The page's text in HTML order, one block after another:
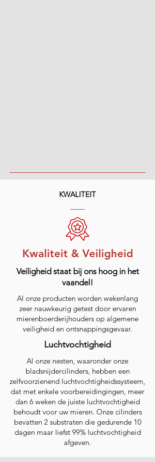
KWALITEIT
Kwaliteit & Veiligheid
Veiligheid staat bij ons hoog in het
vaandel!
Al onze producten worden wekenlang
zeer nauwkeurig getest door ervaren
mierenboerderijhouders op algemene
veiligheid en ontsnappingsgevaar.
Luchtvochtigheid
Al onze nesten, waaronder onze
bladsnijdercilinders, hebben een
zelfvoorzienend luchtvochtigheidssysteem,
dat met enkele voorbereidingingen, meer
dan 6 weken de juiste luchtvochtigheid
behoudt voor uw mieren. Onze cilinders
bevatten 2 substraten die gedurende 10
dagen maar liefst 99% luchtvochtigheid
afgeven.